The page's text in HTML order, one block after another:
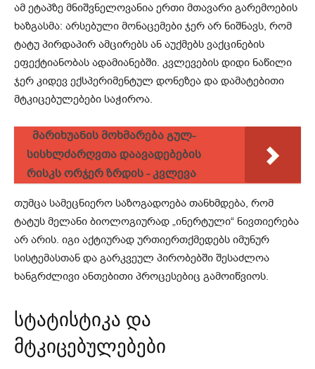
ამ ეტაპზე მნიშვნელოვანია ერთი მთავარი გარემოების
ხაზგასმა: არსებული მონაცემები ჯერ არ ნიშნავს, რომ
ტატუ პირდაპირ ამცირებს ან აუქმებს ვაქცინების
ეფექტიანობას ადამიანებში. კვლევების დიდი ნაწილი
ჯერ კიდევ ექსპერიმენტულ დონეზეა და დამატებითი
მტკიცებულებები საჭიროა.
მარიხუანის მოხმარება გულ-
სისხლძარღვთა დაავადებების
რისკს ორჯერ ზრდის - კვლევა
თუმცა სამეცნიერო საზოგადოება თანხმდება, რომ
ტატუს მელანი ბიოლოგიურად „ინერტული“ ნივთიერება
არ არის. იგი აქტიურად ურთიერთქმედებს იმუნურ
სისტემასთან და გარკვეულ პირობებში შესაძლოა
ხანგრძლივი ანთებითი პროცესებიც გამოიწვიოს.
სტატისტიკა და
მტკიცებულებები